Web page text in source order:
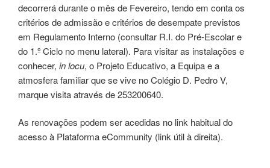
decorrerá durante o mês de Fevereiro, tendo em conta os
critérios de admissão e critérios de desempate previstos
em Regulamento Interno (consultar R.I. do Pré-Escolar e
do 1.º Ciclo no menu lateral). Para visitar as instalações e
conhecer, in locu, o Projeto Educativo, a Equipa e a
atmosfera familiar que se vive no Colégio D. Pedro V,
marque visita através de 253200640.
As renovações podem ser acedidas no link habitual do
acesso à Plataforma eCommunity (link útil à direita).